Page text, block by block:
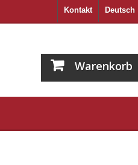
Deutsch
Kontakt
Warenkorb